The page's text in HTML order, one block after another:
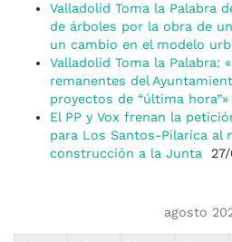
Valladolid Toma la Palabra
de árboles por la obra de
un cambio en el modelo
Valladolid Toma la Palabra:
remanentes del
proyectos de “última hora”»
El PP y Vox frenan la
para Los Santos-Pilarica al
construcción a la Junta
agosto